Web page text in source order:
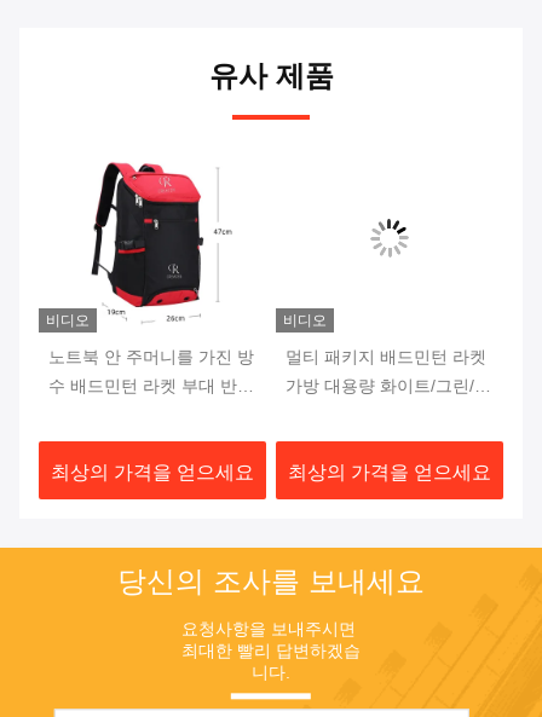
유사 제품
비디오
노트북 안 주머니를 가진 방
수 배드민턴 라켓 부대 반대
최상의 가격을 얻으세요
비디오
멀티 패키지 배드민턴 라켓
가방 대용량 화이트/그린/블
최상의 가격을 얻으세요
당신의 조사를 보내세요
요청사항을 보내주시면
최대한 빨리 답변하겠습
니다.